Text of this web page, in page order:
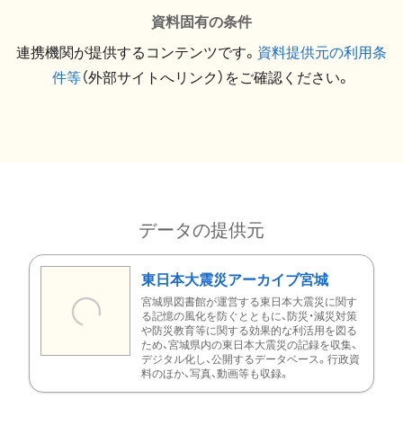
資料固有の条件
連携機関が提供するコンテンツです。 資料提供元の利用条
件等（外部サイトへリンク）をご確認ください。
データの提供元
東日本大震災アーカイブ宮城
宮城県図書館が運営する東日本大震災に関す
る記憶の風化を防ぐとともに、防災・減災対策
や防災教育等に関する効果的な利活用を図る
ため、宮城県内の東日本大震災の記録を収集、
デジタル化し、公開するデータベース。行政資
料のほか、写真、動画等も収録。